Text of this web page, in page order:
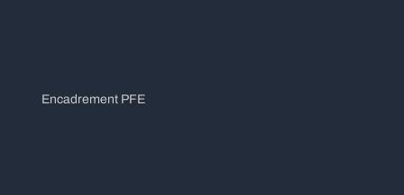
Encadrement PFE